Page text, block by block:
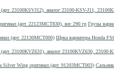
Грузы
Щека вариатора Honda